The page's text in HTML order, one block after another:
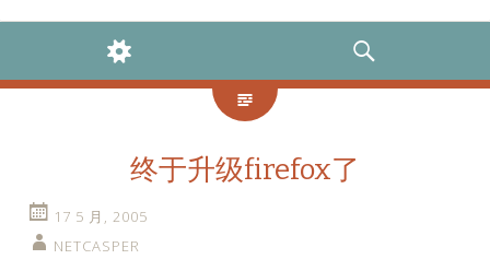
WIDGETS
SEARCH
终于升级firefox了
17 5 月, 2005
NETCASPER